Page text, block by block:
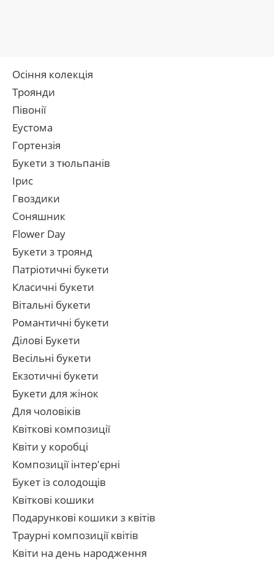
Осіння колекція
Троянди
Півонії
Еустома
Гортензія
Букети з тюльпанів
Ірис
Гвоздики
Соняшник
Flower Day
Букети з троянд
Патріотичні букети
Класичні букети
Вітальні букети
Романтичні букети
Ділові Букети
Весільні букети
Екзотичні букети
Букети для жінок
Для чоловіків
Квіткові композиції
Квіти у коробці
Композиції інтер'єрні
Букет із солодощів
Квіткові кошики
Подарункові кошики з квітів
Траурні композиції квітів
Квіти на день народження